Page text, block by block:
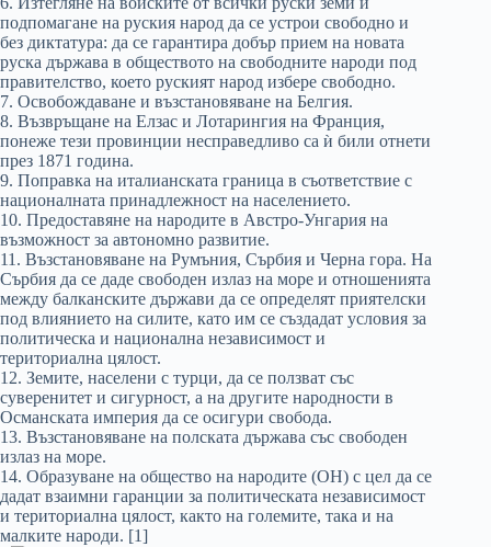
подпомагане на руския народ да се устрои свободно и
без диктатура: да се гарантира добър прием на новата
руска държава в обществото на свободните народи под
правителство, което руският народ избере свободно.
7. Освобождаване и възстановяване на Белгия.
8. Възвръщане на Елзас и Лотарингия на Франция,
понеже тези провинции несправедливо са ѝ били отнети
през 1871 година.
9. Поправка на италианската граница в съответствие с
националната принадлежност на населението.
10. Предоставяне на народите в Австро-Унгария на
възможност за автономно развитие.
11. Възстановяване на Румъния, Сърбия и Черна гора. На
Сърбия да се даде свободен излаз на море и отношенията
между балканските държави да се определят приятелски
под влиянието на силите, като им се създадат условия за
политическа и национална независимост и
териториална цялост.
12. Земите, населени с турци, да се ползват със
суверенитет и сигурност, а на другите народности в
Османската империя да се осигури свобода.
13. Възстановяване на полската държава със свободен
излаз на море.
14. Образуване на общество на народите (ОН) с цел да се
дадат взаимни гаранции за политическата независимост
и териториална цялост, както на големите, така и на
малките народи. [1]